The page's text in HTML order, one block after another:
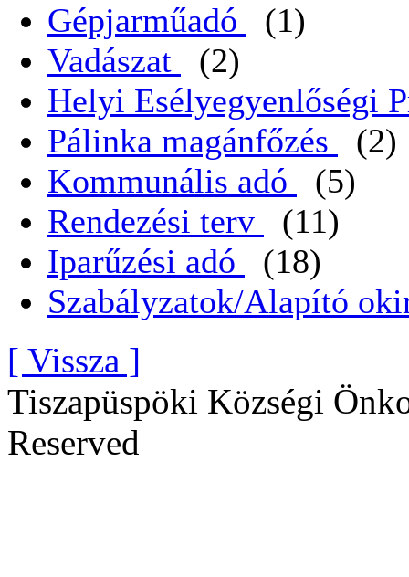
Gépjarműadó
(1)
Vadászat
(2)
Helyi Esélyegyenlőségi
Pálinka magánfőzés
(2)
Kommunális adó
(5)
Rendezési terv
(11)
Iparűzési adó
(18)
Szabályzatok/Alapító
[ Vissza ]
Tiszapüspöki Községi
Reserved